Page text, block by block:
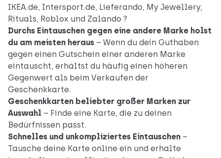
IKEA.de, Intersport.de, Lieferando, My Jewellery,
Rituals, Roblox und Zalando ?
Durchs Eintauschen gegen eine andere Marke holst
du am meisten heraus – Wenn du dein Guthaben
gegen einen Gutschein einer anderen Marke
eintauscht, erhältst du häufig einen höheren
Gegenwert als beim Verkaufen der
Geschenkkarte.
Geschenkkarten beliebter großer Marken zur
Auswahl – Finde eine Karte, die zu deinen
Bedürfnissen passt.
Schnelles und unkompliziertes Eintauschen –
Tausche deine Karte online ein und erhalte